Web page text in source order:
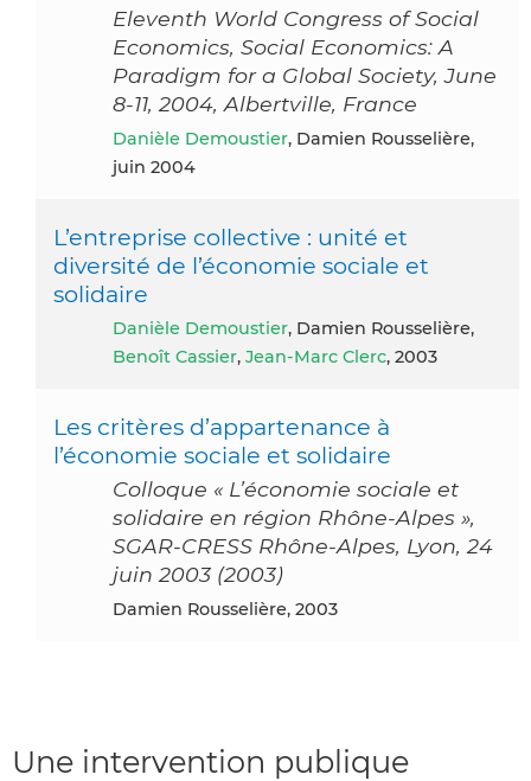
Eleventh World Congress of Social
Economics, Social Economics: A
Paradigm for a Global Society, June
8-11, 2004, Albertville, France
Danièle Demoustier, Damien Rousselière,
juin 2004
L’entreprise collective : unité et
diversité de l’économie sociale et
solidaire
Danièle Demoustier, Damien Rousselière,
Benoît Cassier, Jean-Marc Clerc, 2003
Les critères d’appartenance à
l’économie sociale et solidaire
Colloque « L’économie sociale et
solidaire en région Rhône-Alpes »,
SGAR-CRESS Rhône-Alpes, Lyon, 24
juin 2003 (2003)
Damien Rousselière, 2003
Une intervention publique